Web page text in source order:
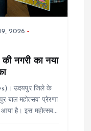
2026
की नगरी का नया
उदयपुर जिले के
बाल महोत्सव’ प्रेरणा
है। इस महोत्सव…